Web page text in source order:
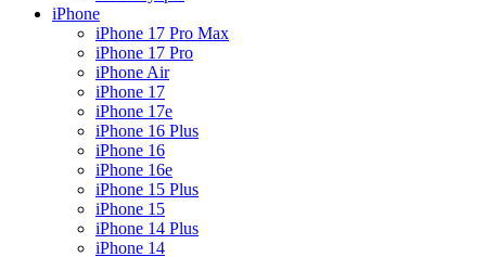
iPhone
iPhone 17 Pro Max
iPhone 17 Pro
iPhone Air
iPhone 17
iPhone 17e
iPhone 16 Plus
iPhone 16
iPhone 16e
iPhone 15 Plus
iPhone 15
iPhone 14 Plus
iPhone 14